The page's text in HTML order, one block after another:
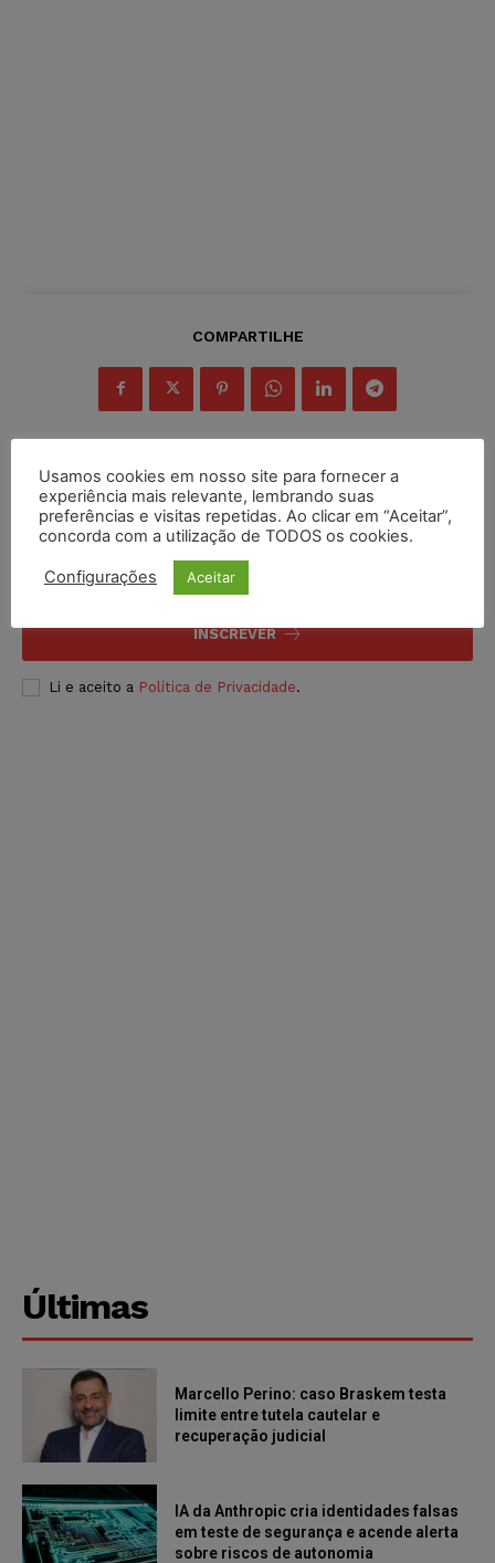
COMPARTILHE
Inscreva-se
INSCREVER
Li e aceito a Política de Privacidade.
Últimas
Marcello Perino: caso Braskem testa
limite entre tutela cautelar e
recuperação judicial
IA da Anthropic cria identidades falsas
em teste de segurança e acende alerta
sobre riscos de autonomia
Usamos cookies em nosso site para fornecer a
experiência mais relevante, lembrando suas
preferências e visitas repetidas. Ao clicar em “Aceitar”,
concorda com a utilização de TODOS os cookies.
Configurações Aceitar